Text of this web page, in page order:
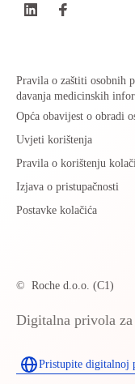
Pravila o zaštiti osobnih
davanja medicinskih
Opća obavijest o obradi
Uvjeti korištenja
Pravila o korištenju
Izjava o pristupačnosti
Postavke kolačića
© Roche d.o.o. (C1)
Digitalna privola za
Pristupite digitalnoj